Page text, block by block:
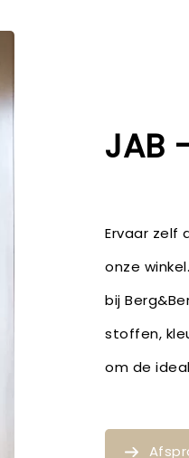
JAB
Ervaar zelf
onze
bij
stoffen,
om de